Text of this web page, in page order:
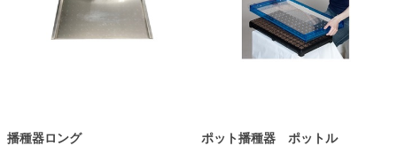
播種器ロング ポット播種器 ポットル